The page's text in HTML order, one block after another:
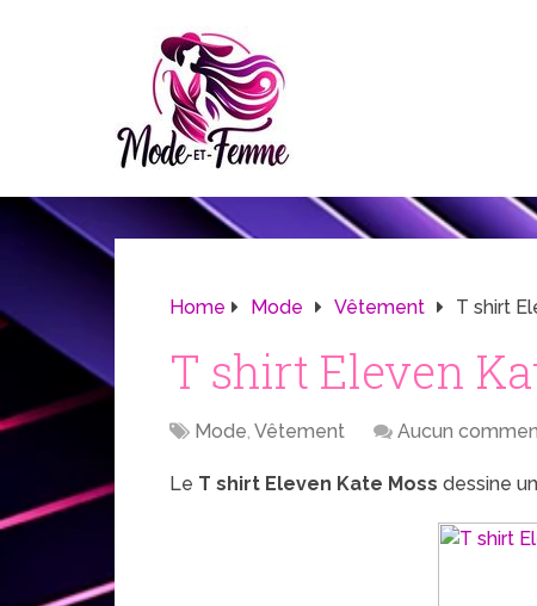
Home Mode Vêtement T shirt
T shirt Eleven
Mode, Vêtement Aucun
Le T shirt Eleven Kate Moss dessine